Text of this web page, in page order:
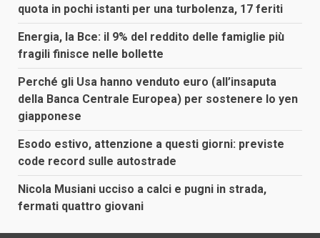
quota in pochi istanti per una turbolenza, 17 feriti
Energia, la Bce: il 9% del reddito delle famiglie più
fragili finisce nelle bollette
Perché gli Usa hanno venduto euro (all’insaputa
della Banca Centrale Europea) per sostenere lo yen
giapponese
Esodo estivo, attenzione a questi giorni: previste
code record sulle autostrade
Nicola Musiani ucciso a calci e pugni in strada,
fermati quattro giovani